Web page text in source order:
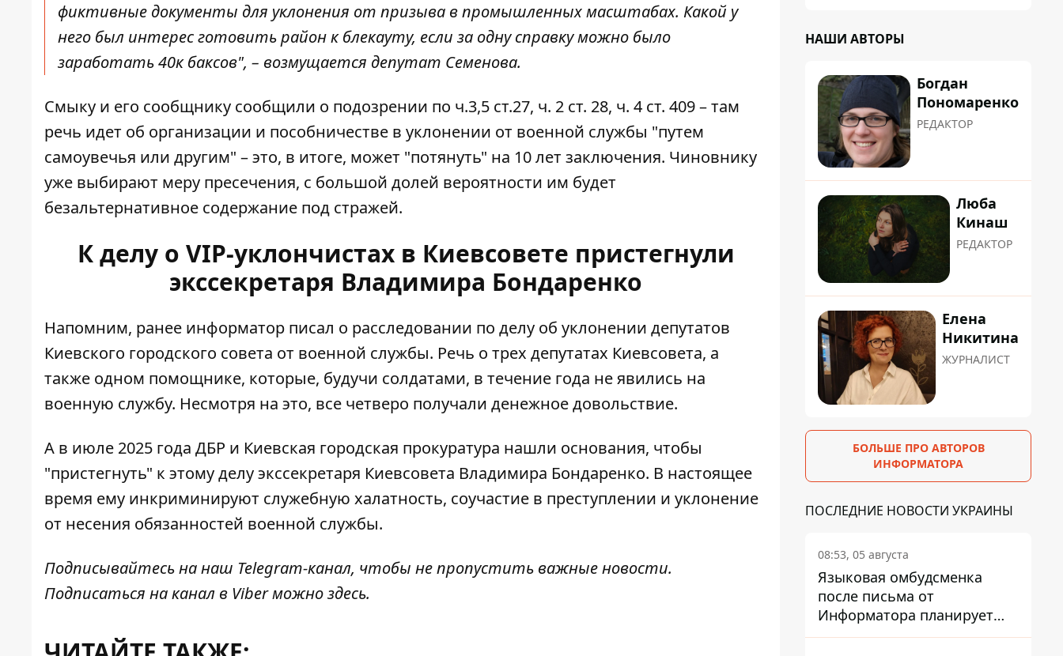
фиктивные документы для уклонения от призыва в промышленных масштабах. Какой у
него был интерес готовить район к блекауту, если за одну справку можно было
заработать 40к баксов", – возмущается депутат Семенова.
Смыку и его сообщнику сообщили о подозрении по ч.3,5 ст.27, ч. 2 ст. 28, ч. 4 ст. 409 – там
речь идет об организации и пособничестве в уклонении от военной службы "путем
самоувечья или другим" – это, в итоге, может "потянуть" на 10 лет заключения. Чиновнику
уже выбирают меру пресечения, с большой долей вероятности им будет
безальтернативное содержание под стражей.
К делу о VIP-уклончистах в Киевсовете пристегнули
экссекретаря Владимира Бондаренко
Напомним, ранее информатор писал о расследовании по делу об уклонении депутатов
Киевского городского совета от военной службы. Речь о трех депутатах Киевсовета, а
также одном помощнике, которые, будучи солдатами, в течение года не явились на
военную службу. Несмотря на это, все четверо получали денежное довольствие.
А в июле 2025 года ДБР и Киевская городская прокуратура нашли основания, чтобы
"пристегнуть" к этому делуэкссекретаря Киевсовета Владимира Бондаренко. В настоящее
время ему инкриминируют служебную халатность, соучастие в преступлении и уклонение
от несения обязанностей военной службы.
Подписывайтесь на наш Telegram-канал, чтобы не пропустить важные новости.
Подписаться на канал в Viber можноздесь.
НАШИ АВТОРЫ
Богдан
Пономаренко
РЕДАКТОР
Люба
Кинаш
РЕДАКТОР
Елена
Никитина
ЖУРНАЛИСТ
БОЛЬШЕ ПРО АВТОРОВ
ИНФОРМАТОРА
ПОСЛЕДНИЕ НОВОСТИ УКРАИНЫ
08:53, 05 августа
Языковая омбудсменка
после письма от
Информатора планирует
наказать компанию-